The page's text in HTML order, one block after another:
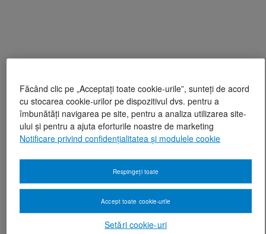
Făcând clic pe „Acceptați toate cookie-urile”, sunteți de acord
cu stocarea cookie-urilor pe dispozitivul dvs. pentru a
îmbunătăți navigarea pe site, pentru a analiza utilizarea site-
ului și pentru a ajuta eforturile noastre de marketing
Notificare privind confidențialitatea și modulele cookie
Setări cookie-uri
Respingeți toate
Accept toate cookie-urile